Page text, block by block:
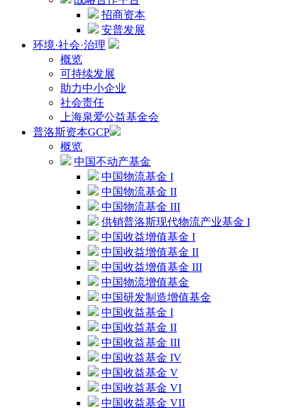
招商资本
安普发展
环境·社会·治理
概览
可持续发展
助力中小企业
社会责任
上海泉爱公益基金会
普洛斯资本GCP
概览
中国不动产基金
中国物流基金 I
中国物流基金 II
中国物流基金 III
供销普洛斯现代物流产业基金 I
中国收益增值基金 I
中国收益增值基金 II
中国收益增值基金 III
中国物流增值基金
中国研发制造增值基金
中国收益基金 I
中国收益基金 II
中国收益基金 III
中国收益基金 IV
中国收益基金 V
中国收益基金 VI
中国收益基金 VII